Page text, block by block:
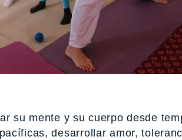
su mente y su cuerpo desde
desarrollar amor,